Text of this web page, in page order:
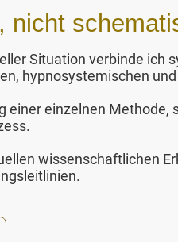
nicht
Situation verbinde ich
hypnosystemischen
einer einzelnen
wissenschaftlichen